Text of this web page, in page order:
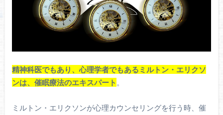
精神科医でもあり、心理学者でもあるミルトン・エリクソ
ンは、催眠療法のエキスパート 。
ミルトン・エリクソンが心理カウンセリングを行う時、催